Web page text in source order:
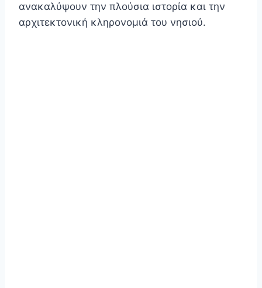
ανακαλύψουν την πλούσια ιστορία και την
αρχιτεκτονική κληρονομιά του νησιού.